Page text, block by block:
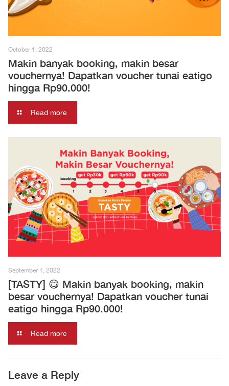
October 1, 2022
Makin banyak booking, makin besar
vouchernya! Dapatkan voucher tunai eatigo
hingga Rp90.000!
Read more
September 1, 2022
[TASTY] 😋 Makin banyak booking, makin
besar vouchernya! Dapatkan voucher tunai
eatigo hingga Rp90.000!
Read more
Leave a Reply